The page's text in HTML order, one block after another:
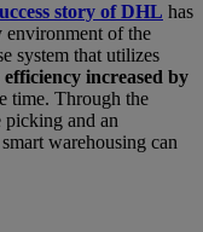
story of DHL has
environment of the
system that utilizes
efficiency increased by
time. Through the
picking and an
warehousing can